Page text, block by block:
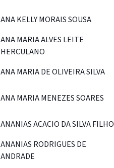
ANA KELLY MORAIS SOUSA
ANA MARIA ALVES LEITE
HERCULANO
ANA MARIA DE OLIVEIRA SILVA
ANA MARIA MENEZES SOARES
ANANIAS ACACIO DA SILVA FILHO
ANANIAS RODRIGUES DE
ANDRADE